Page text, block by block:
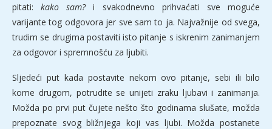
pitati:kako sam?i svakodnevno prihvaćati sve moguće
varijante tog odgovora jer sve sam to ja. Najvažnije od svega,
trudim se drugima postaviti isto pitanje s iskrenim zanimanjem
za odgovor i spremnošću za ljubiti.
Sljedeći put kada postavite nekom ovo pitanje, sebi ili bilo
kome drugom, potrudite se unijeti zraku ljubavi i zanimanja.
Možda po prvi put čujete nešto što godinama slušate, možda
prepoznate svog bližnjega koji vas ljubi. Možda postanete